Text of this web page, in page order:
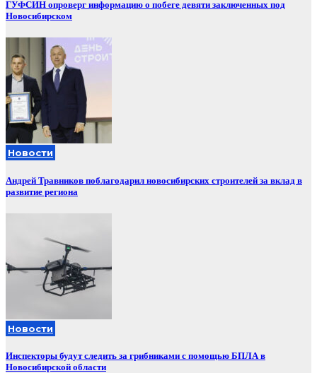
ГУФСИН опроверг информацию о побеге девяти заключенных под
Новосибирском
Новости
Андрей Травников поблагодарил новосибирских строителей за вклад в
развитие региона
Новости
Инспекторы будут следить за грибниками с помощью БПЛА в
Новосибирской области